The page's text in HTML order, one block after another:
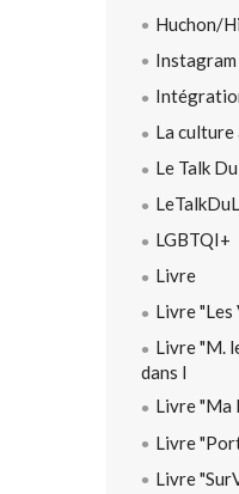
Huchon/
Instagram
La culture
Le Talk
LGBTQI+
Livre
Livre "Les
Livre "M.
dans l
Livre "Ma
Livre
Livre